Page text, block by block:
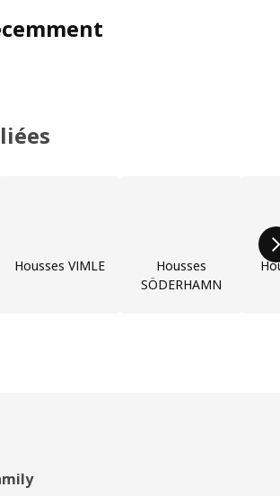
Housses VIMLE
Housses
SÖDERHAMN